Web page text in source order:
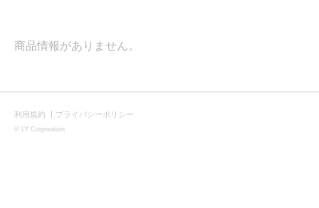
商品情報がありません。
利用規約 プライバシーポリシー
© LY Corporation